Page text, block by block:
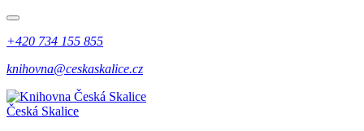
+420 734 155 855
knihovna@ceskaskalice.cz
Česká Skalice